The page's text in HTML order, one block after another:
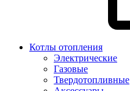
Котлы отопления
Электрические
Газовые
Твердотопливные